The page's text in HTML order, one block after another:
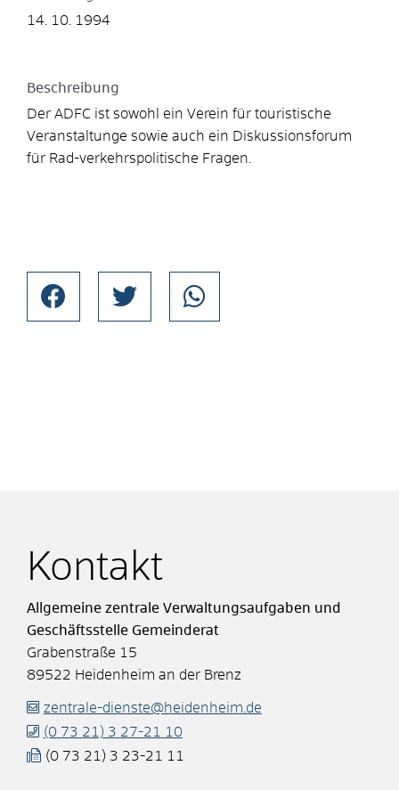
14. 10. 1994
Beschreibung
Der ADFC ist sowohl ein Verein für touristische
Veranstaltunge sowie auch ein Diskussionsforum
für Rad-verkehrspolitische Fragen.
Kontakt
Allgemeine zentrale Verwaltungsaufgaben und
Geschäftsstelle Gemeinderat
Grabenstraße 15
89522 Heidenheim an der Brenz
zentrale-dienste@heidenheim.de
(0 73 21) 3 27-21
10
(0 73 21) 3 23-21 11